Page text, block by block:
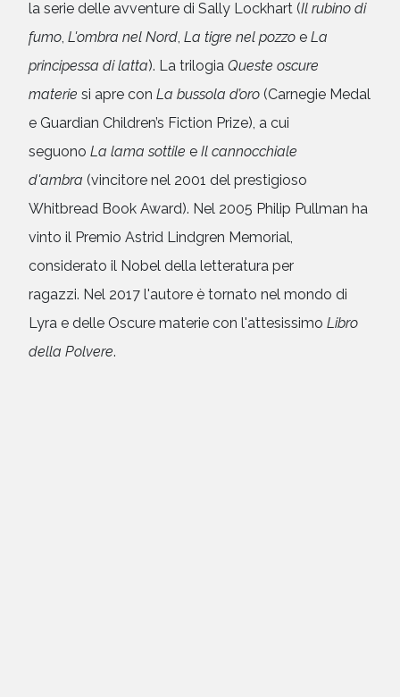
la serie delle avventure di Sally Lockhart (Il rubino di
fumo ,L'ombra nel Nord ,La tigre nel pozzoeLa
principessa di latta). La trilogiaQueste oscure
materiesi apre conLa bussola d’oro(Carnegie Medal
e Guardian Children’s Fiction Prize), a cui
seguonoLa lama sottile eIl cannocchiale
d'ambra(vincitore nel 2001 del prestigioso
Whitbread Book Award). Nel 2005 Philip Pullman ha
vinto il Premio Astrid Lindgren Memorial,
considerato il Nobel della letteratura per
ragazzi. Nel 2017 l'autore è tornato nel mondo di
Lyra e delle Oscure materie con l'attesissimo Libro
della Polvere.